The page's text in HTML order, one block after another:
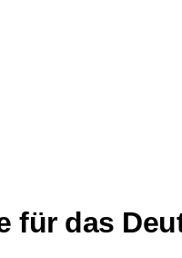
für das